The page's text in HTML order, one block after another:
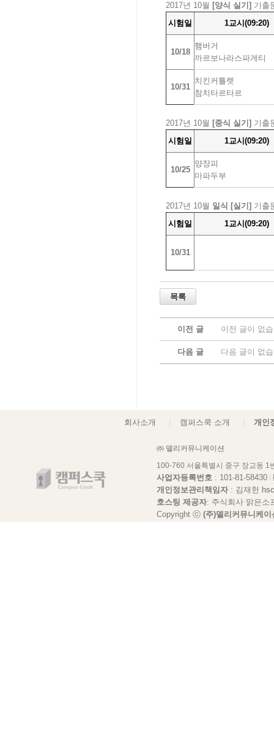
2017년 10월 [양식 실기] 기출
시험일
1교시(09:20)
10/18
햄버거
까르보나라스파게티
10/31
치킨커틀렛
참치타르타르
2017년 10월 [중식 실기] 기출
시험일
1교시(09:20)
10/25
양장피
마파두부
2017년 10월 일식 [실기] 기출
시험일
1교시(09:20)
10/31
이전 글 이전 글이 없
다음 글 다음 글이 없
회사소개 캠퍼스쿡 소개 개인
㈜ 델리커뮤니케이션
100-760 서울특별시 중구 장교동 1
사업자등록번호 : 101-81-58430
개인정보관리책임자: 김재헌
호스팅 제공자: 주식회사 맑은소
Copyright ⓒ (주)델리커뮤니케이